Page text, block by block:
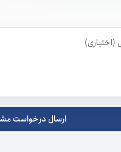
ارسال درخواست